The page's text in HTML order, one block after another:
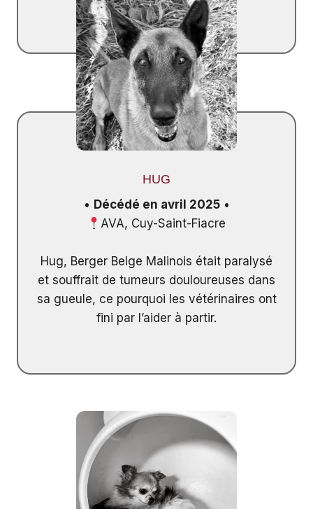
HUG
• Décédé en avril 2025•
AVA, Cuy-Saint-Fiacre
Hug, Berger Belge Malinois était paralysé
et souffrait de tumeurs douloureuses dans
sa gueule, ce pourquoi les vétérinaires ont
fini par l’aider à partir.